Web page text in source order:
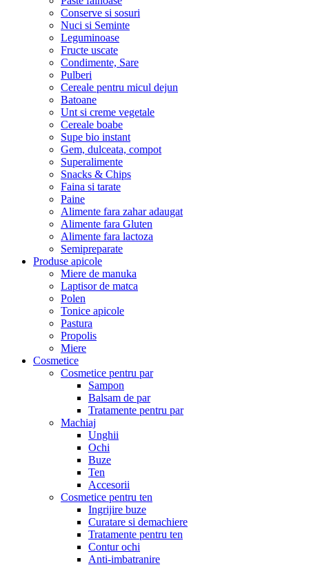
Conserve si sosuri
Nuci si Seminte
Leguminoase
Fructe uscate
Condimente, Sare
Pulberi
Cereale pentru micul dejun
Batoane
Unt si creme vegetale
Cereale boabe
Supe bio instant
Gem, dulceata, compot
Superalimente
Snacks & Chips
Faina si tarate
Paine
Alimente fara zahar adaugat
Alimente fara Gluten
Alimente fara lactoza
Semipreparate
Produse apicole
Miere de manuka
Laptisor de matca
Polen
Tonice apicole
Pastura
Propolis
Miere
Cosmetice
Cosmetice pentru par
Sampon
Balsam de par
Tratamente pentru par
Machiaj
Unghii
Ochi
Buze
Ten
Accesorii
Cosmetice pentru ten
Ingrijire buze
Curatare si demachiere
Tratamente pentru ten
Contur ochi
Anti-imbatranire